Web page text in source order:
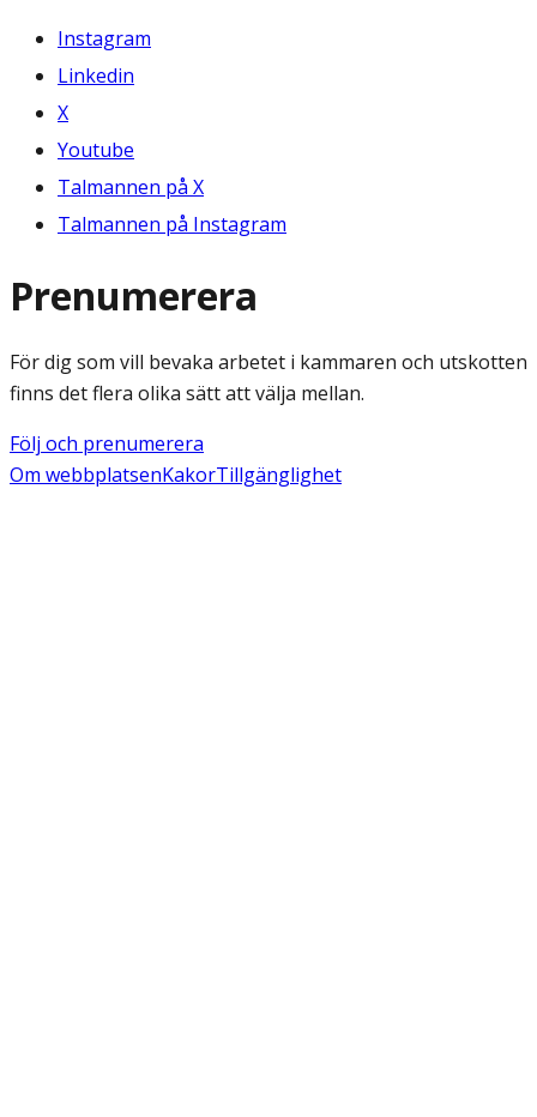
Instagram
Linkedin
X
Youtube
Talmannen på X
Talmannen på Instagram
Prenumerera
För dig som vill bevaka arbetet i kammaren och utskotten
finns det flera olika sätt att välja mellan.
Följ och prenumerera
Om webbplatsenKakorTillgänglighet